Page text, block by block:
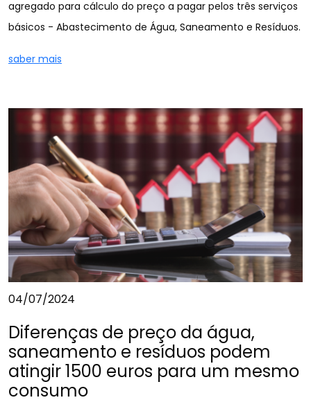
básicos - Abastecimento de Água, Saneamento e Resíduos.
saber mais
04/07/2024
Diferenças de preço da água,
saneamento e resíduos podem
atingir 1500 euros para um mesmo
consumo